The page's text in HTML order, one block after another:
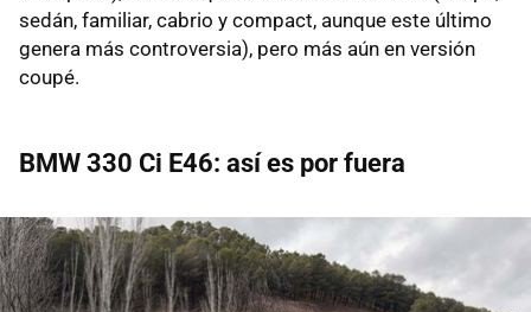
sedán, familiar, cabrio y compact, aunque este último
genera más controversia), pero más aún en versión
coupé.
BMW 330 Ci E46: así es por fuera